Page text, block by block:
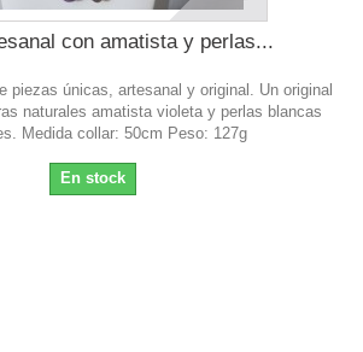
con amatista y perlas...
piezas únicas, artesanal y original. Un original
naturales amatista violeta y perlas blancas
Medida collar: 50cm Peso: 127g
En stock